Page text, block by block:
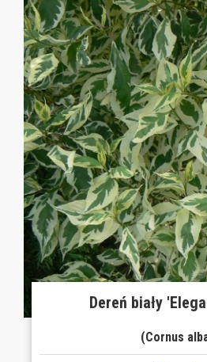
Dereń biały
(Cornus